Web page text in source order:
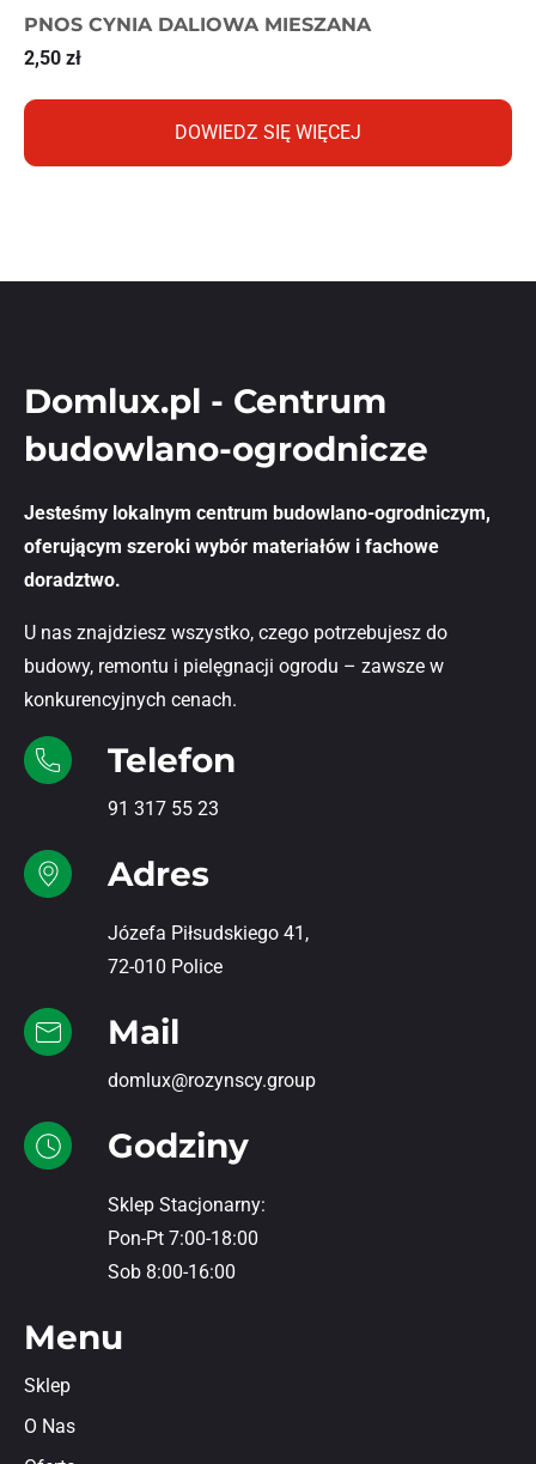
PNOS CYNIA DALIOWA MIESZANA
2,50 zł
DOWIEDZ SIĘ WIĘCEJ
Domlux.pl - Centrum
budowlano-ogrodnicze
Jesteśmy lokalnym centrum budowlano-ogrodniczym,
oferującym szeroki wybór materiałów i fachowe
doradztwo.
U nas znajdziesz wszystko, czego potrzebujesz do
budowy, remontu i pielęgnacji ogrodu – zawsze w
konkurencyjnych cenach.
Telefon
91 317 55 23
Adres
Józefa Piłsudskiego 41,
72-010 Police
Mail
domlux@rozynscy.group
Godziny
Sklep Stacjonarny:
Pon-Pt 7:00-18:00
Sob 8:00-16:00
Menu
Sklep
O Nas